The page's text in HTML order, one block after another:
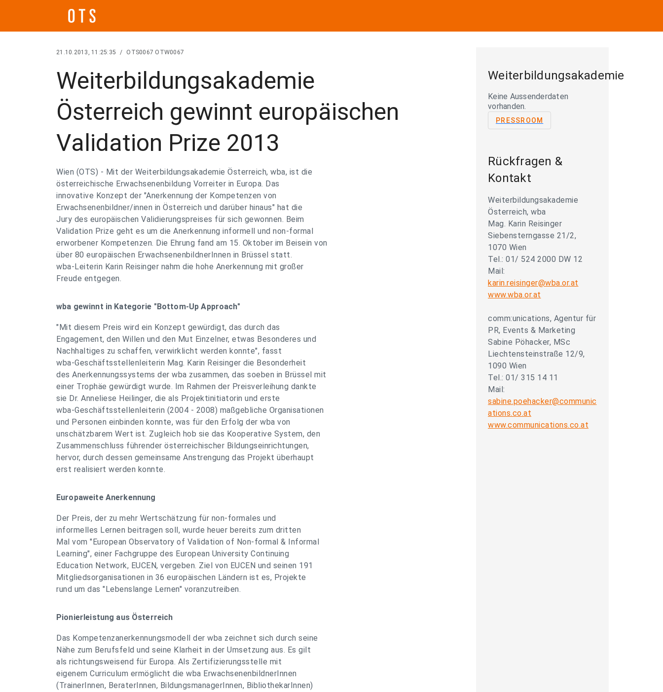
21.10.2013, 11:25:35 / OTS0067 OTW0067
Weiterbildungsakademie
Österreich gewinnt europäischen
Validation Prize 2013
Wien (OTS) - Mit der Weiterbildungsakademie Österreich, wba, ist die
österreichische Erwachsenenbildung Vorreiter in Europa. Das
innovative Konzept der "Anerkennung der Kompetenzen von
Erwachsenenbildner/innen in Österreich und darüber hinaus" hat die
Jury des europäischen Validierungspreises für sich gewonnen. Beim
Validation Prize geht es um die Anerkennung informell und non-formal
erworbener Kompetenzen. Die Ehrung fand am 15. Oktober im Beisein von
über 80 europäischen ErwachsenenbildnerInnen in Brüssel statt.
wba-Leiterin Karin Reisinger nahm die hohe Anerkennung mit großer
Freude entgegen.
wba gewinnt in Kategorie "Bottom-Up Approach"
"Mit diesem Preis wird ein Konzept gewürdigt, das durch das
Engagement, den Willen und den Mut Einzelner, etwas Besonderes und
Nachhaltiges zu schaffen, verwirklicht werden konnte", fasst
wba-Geschäftsstellenleiterin Mag. Karin Reisinger die Besonderheit
des Anerkennungssystems der wba zusammen, das soeben in Brüssel mit
einer Trophäe gewürdigt wurde. Im Rahmen der Preisverleihung dankte
sie Dr. Anneliese Heilinger, die als Projektinitiatorin und erste
wba-Geschäftsstellenleiterin (2004 - 2008) maßgebliche Organisationen
und Personen einbinden konnte, was für den Erfolg der wba von
unschätzbarem Wert ist. Zugleich hob sie das Kooperative System, den
Zusammenschluss führender österreichischer Bildungseinrichtungen,
hervor, durch dessen gemeinsame Anstrengung das Projekt überhaupt
erst realisiert werden konnte.
Europaweite Anerkennung
Der Preis, der zu mehr Wertschätzung für non-formales und
informelles Lernen beitragen soll, wurde heuer bereits zum dritten
Mal vom "European Observatory of Validation of Non-formal & Informal
Learning", einer Fachgruppe des European University Continuing
Education Network, EUCEN, vergeben. Ziel von EUCEN und seinen 191
Mitgliedsorganisationen in 36 europäischen Ländern ist es, Projekte
rund um das "Lebenslange Lernen" voranzutreiben.
Pionierleistung aus Österreich
Das Kompetenzanerkennungsmodell der wba zeichnet sich durch seine
Nähe zum Berufsfeld und seine Klarheit in der Umsetzung aus. Es gilt
als richtungsweisend für Europa. Als Zertifizierungsstelle mit
eigenem Curriculum ermöglicht die wba ErwachsenenbildnerInnen
(TrainerInnen, BeraterInnen, BildungsmanagerInnen, BibliothekarInnen)
Weiterbildungsakademie
Keine Aussenderdaten
vorhanden.
PRESSROOM
Rückfragen &
Kontakt
Weiterbildungsakademie
Österreich, wba
Mag. Karin Reisinger
Siebensterngasse 21/2,
1070 Wien
Tel.: 01/ 524 2000 DW 12
Mail:
karin.reisinger@wba.or.at
www.wba.or.at
comm:unications, Agentur für
PR, Events & Marketing
Sabine Pöhacker, MSc
Liechtensteinstraße 12/9,
1090 Wien
Tel.: 01/ 315 14 11
Mail:
sabine.poehacker@communic
ations.co.at
www.communications.co.at